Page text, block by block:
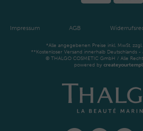
Impressum AGB
*Alle angegebenen Preise inkl. MwSt.
**Kostenloser Versand innerhalb Deutschlands -
© THALGO COSMETIC GmbH / Alle
powered by